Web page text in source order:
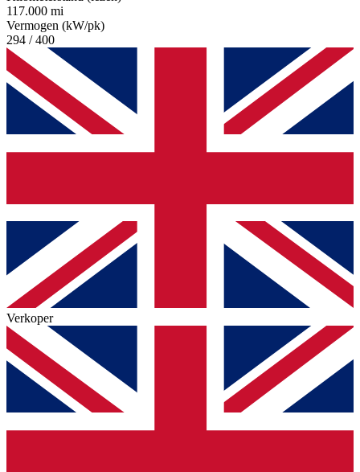
117.000 mi
Vermogen (kW/pk)
294 / 400
Verkoper